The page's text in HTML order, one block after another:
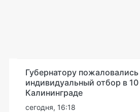
Губернатору пожаловались
индивидуальный отбор в
Калининграде
сегодня, 16:18